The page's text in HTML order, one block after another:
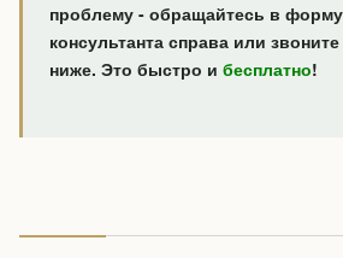
проблему - обращайтесь в
консультанта справа или
ниже. Это быстро и бесплатно!